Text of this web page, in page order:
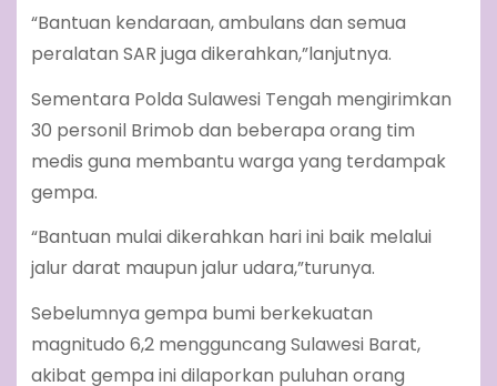
“Bantuan kendaraan, ambulans dan semua
peralatan SAR juga dikerahkan,”lanjutnya.
Sementara Polda Sulawesi Tengah mengirimkan
30 personil Brimob dan beberapa orang tim
medis guna membantu warga yang terdampak
gempa.
“Bantuan mulai dikerahkan hari ini baik melalui
jalur darat maupun jalur udara,”turunya.
Sebelumnya gempa bumi berkekuatan
magnitudo 6,2 mengguncang Sulawesi Barat,
akibat gempa ini dilaporkan puluhan orang